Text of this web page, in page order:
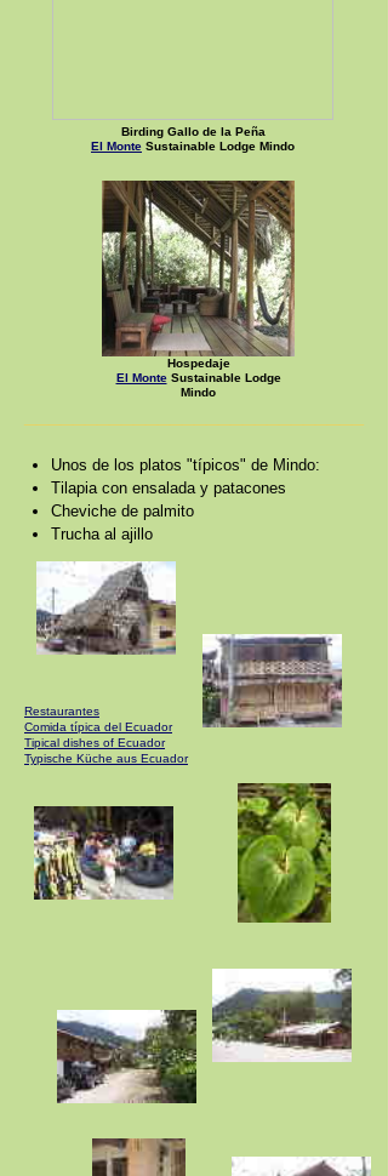
Restaurantes
Comida típica del Ecuador
Tipical dishes of Ecuador
Typische Küche aus Ecuador
Unos de los platos "típicos" de Mindo:
Tilapia con ensalada y patacones
Cheviche de palmito
Trucha al ajillo
Birding Gallo de la Peña
El Monte Sustainable Lodge Mindo
Hospedaje
El MonteSustainable Lodge
Mindo